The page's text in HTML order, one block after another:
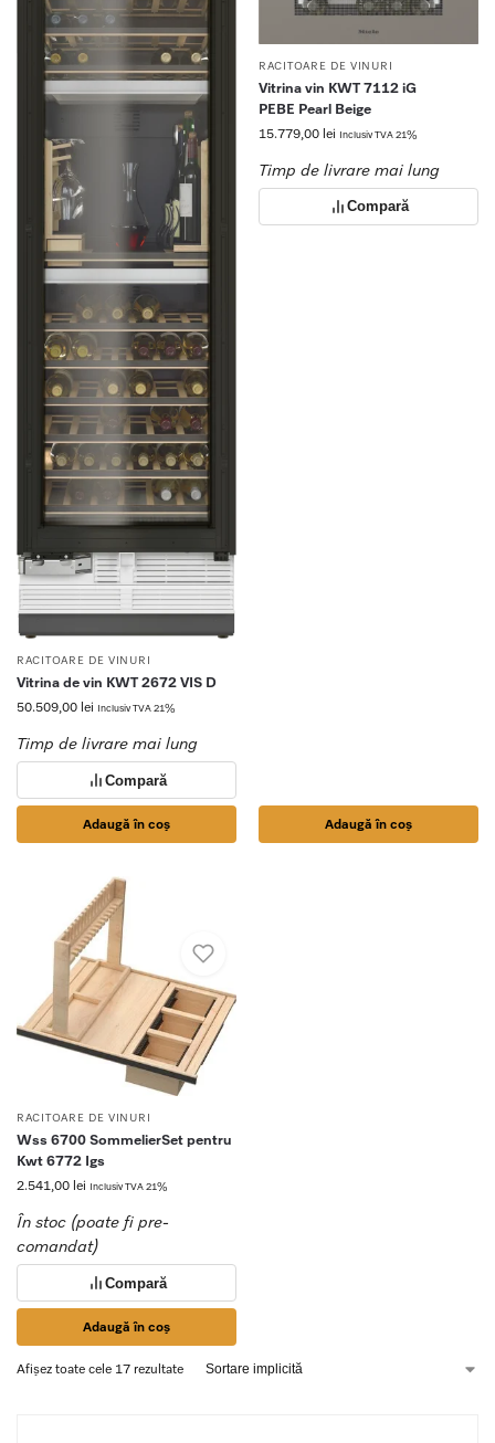
RACITOARE DE VINURI
Vitrina de vin KWT 2672 VIS D
50.509,00 lei Inclusiv TVA 21%
Timp de livrare mai lung
Compară
Adaugă în coș
RACITOARE DE VINURI
Vitrina vin KWT 7112 iG
PEBE Pearl Beige
15.779,00 lei Inclusiv TVA 21%
Timp de livrare mai lung
Compară
Adaugă în coș
RACITOARE DE VINURI
Wss 6700 SommelierSet pentru
Kwt 6772 Igs
2.541,00 lei Inclusiv TVA 21%
În stoc (poate fi pre-
comandat)
Compară
Adaugă în coș
Afișez toate cele 17 rezultate